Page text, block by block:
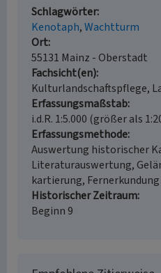
Schlagwörter
Kenotaph Wachtturm
Ort
55131 Mainz - Oberstadt
Fachsicht(en)
Kulturlandschaftspflege,
Erfassungsmaßstab
i.d.R. 1:5.000 (größer als
Erfassungsmethode
Auswertung historischer
Literaturauswertung,
kartierung, Fernerkundung
Historischer Zeitraum
Beginn 9